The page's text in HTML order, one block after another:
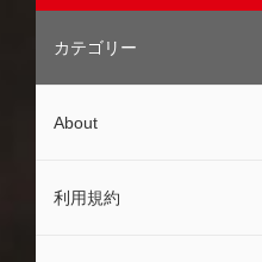
カテゴリー
About
利用規約